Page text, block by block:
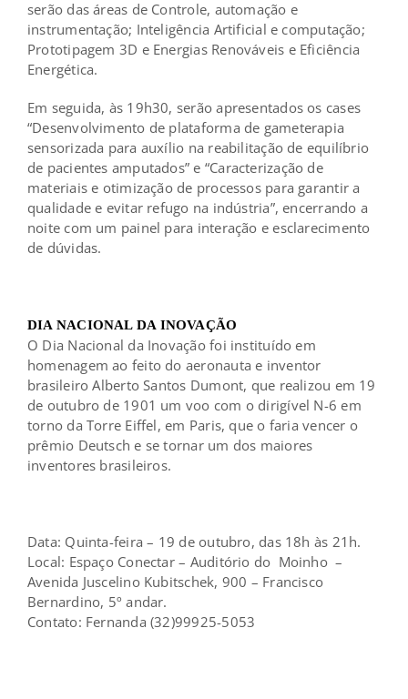
serão das áreas de Controle, automação e
instrumentação; Inteligência Artificial e computação;
Prototipagem 3D e Energias Renováveis e Eficiência
Energética.
Em seguida, às 19h30, serão apresentados os cases
“Desenvolvimento de plataforma de gameterapia
sensorizada para auxílio na reabilitação de equilíbrio
de pacientes amputados” e “Caracterização de
materiais e otimização de processos para garantir a
qualidade e evitar refugo na indústria”, encerrando a
noite com um painel para interação e esclarecimento
de dúvidas.
DIA NACIONAL DA INOVAÇÃO
O Dia Nacional da Inovação foi instituído em
homenagem ao feito do aeronauta e inventor
brasileiro Alberto Santos Dumont, que realizou em 19
de outubro de 1901 um voo com o dirigível N-6 em
torno da Torre Eiffel, em Paris, que o faria vencer o
prêmio Deutsch e se tornar um dos maiores
inventores brasileiros.
Data: Quinta-feira – 19 de outubro, das 18h às 21h.
Local: Espaço Conectar – Auditório do Moinho –
Avenida Juscelino Kubitschek, 900 – Francisco
Bernardino, 5º andar.
Contato: Fernanda (32)99925-5053